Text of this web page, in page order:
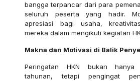
bangga terpancar dari para
seluruh peserta yang hadir.
apresiasi bagi usaha,
mereka dalam mengikuti kegiatan
Makna dan Motivasi di Balik
Peringatan HKN bukan hanya
tahunan, tetapi pengingat